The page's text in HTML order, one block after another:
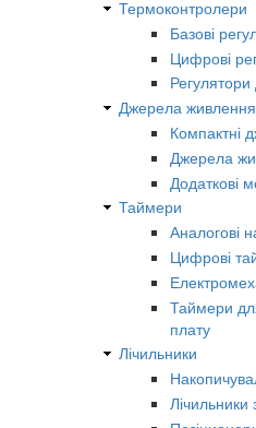
Термоконтролери
Базові
Цифрові
Джерела живлення
Компактні
Джерела
Додаткові
Таймери
Аналогові
Цифрові
Таймери
плату
Лічильники
Лічильники